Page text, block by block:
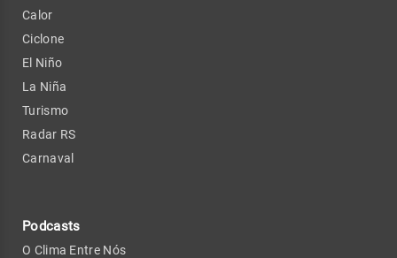
Calor
Ciclone
El Niño
La Niña
Turismo
Radar RS
Carnaval
Podcasts
O Clima Entre Nós